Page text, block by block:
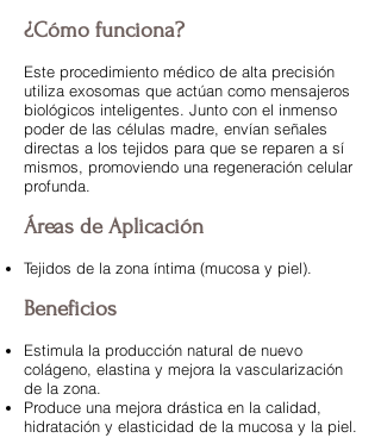
¿Cómo funciona?
Este procedimiento médico de alta precisión
utiliza exosomas que actúan como mensajeros
biológicos inteligentes. Junto con el inmenso
poder de las células madre, envían señales
directas a los tejidos para que se reparen a sí
mismos, promoviendo una regeneración celular
profunda.
Áreas de Aplicación
Tejidos de la zona íntima (mucosa y piel).
Beneficios
Estimula la producción natural de nuevo
colágeno, elastina y mejora la vascularización
de la zona.
Produce una mejora drástica en la calidad,
hidratación y elasticidad de la mucosa y la piel.